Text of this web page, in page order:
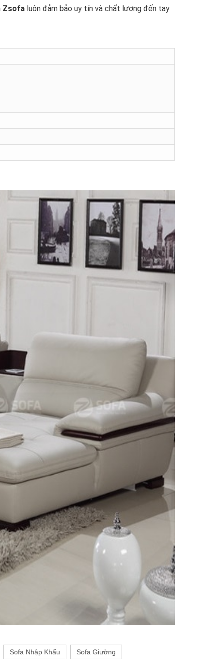
Zsofa luôn đảm bảo uy tín và chất lượng đến tay
Sofa Nhập Khẩu Sofa Giường